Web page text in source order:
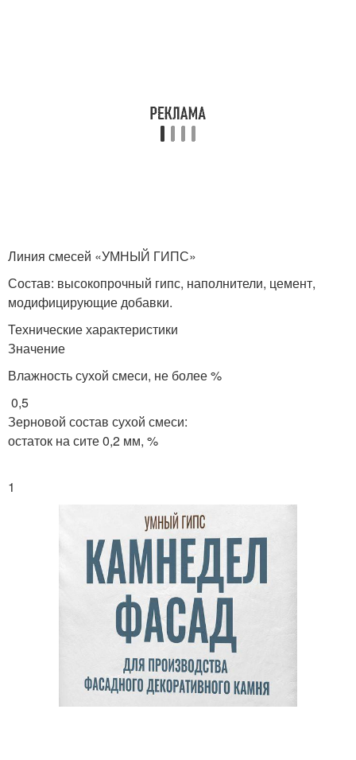
Линия смесей «УМНЫЙ ГИПС»
Состав: высокопрочный гипс, наполнители, цемент,
модифицирующие добавки.
Технические характеристики
Значение
Влажность сухой смеси, не более %
0,5
Зерновой состав сухой смеси:
остаток на сите 0,2 мм, %
1